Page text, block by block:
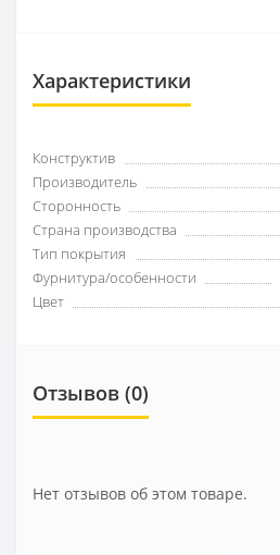
Характеристики
Конструктив
Производитель
Сторонность
Страна производства
Тип покрытия
Фурнитура/особенности
Цвет
Отзывов (0)
Нет отзывов об этом товаре.